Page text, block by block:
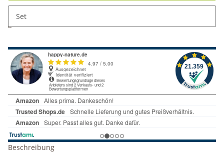
Set
Dieser Artikel hat Variationen. Wählen Sie bitte die
gewünschte Variation aus.
Beschreibung